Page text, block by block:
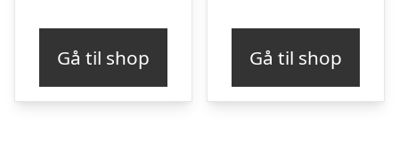
Gå til shop Gå til shop